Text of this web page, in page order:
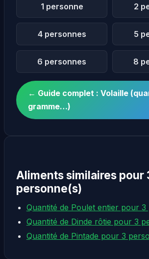
1 personne 2
4 personnes 5
6 personnes 8
← Guide complet : Volaille
gramme…)
Aliments similaires pour
personne(s)
Quantité de Poulet entier pour 3
Quantité de Dinde rôtie pour 3
Quantité de Pintade pour 3